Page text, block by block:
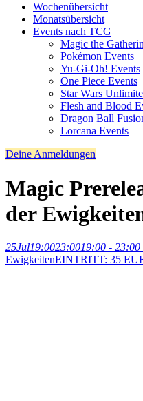
Wochenübersicht
Monatsübersicht
Events nach TCG
Magic the
Pokémon Events
Yu-Gi-Oh! Events
One Piece Events
Star Wars
Flesh and Blood
Dragon Ball
Lorcana Events
Deine Anmeldungen
Magic
der
25Jul19:0023:0019:00 - 23:00
EwigkeitenEINTRITT: 35